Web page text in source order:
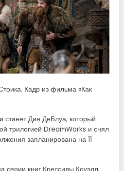
Кадр из фильма «Как
станет Дин ДеБлуа, который
трилогией DreamWorks и снял
запланирована на 11